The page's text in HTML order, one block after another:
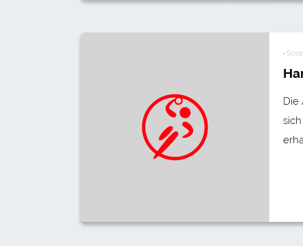
·
Die